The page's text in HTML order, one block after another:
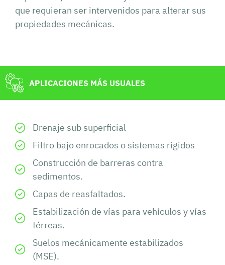
que requieran ser intervenidos para alterar sus
propiedades mecánicas.
APLICACIONES MÁS USUALES
Drenaje sub superficial
Filtro bajo enrocados o sistemas rígidos
Construcción de barreras contra
sedimentos.
Capas de reasfaltados.
Estabilización de vías para vehículos y vías
férreas.
Suelos mecánicamente estabilizados
(MSE).